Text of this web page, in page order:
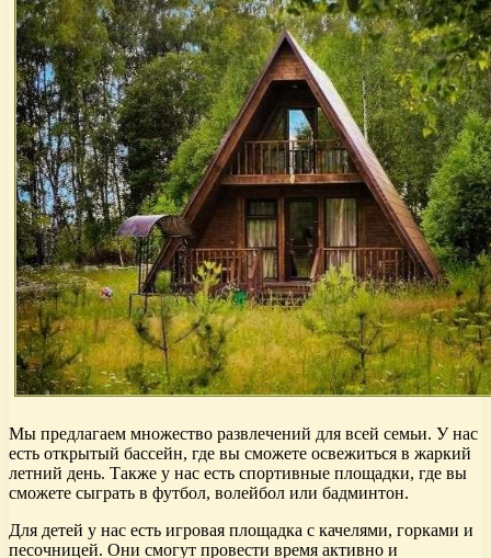
Мы предлагаем множество развлечений для всей семьи. У нас
есть открытый бассейн, где вы сможете освежиться в жаркий
летний день. Также у нас есть спортивные площадки, где вы
сможете сыграть в футбол, волейбол или бадминтон.
Для детей у нас есть игровая площадка с качелями, горками и
песочницей. Они смогут провести время активно и